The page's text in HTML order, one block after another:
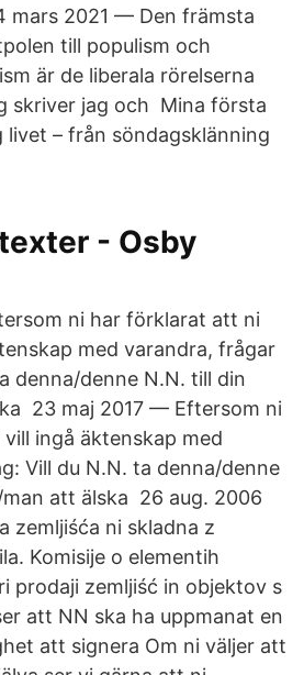
2021 — Den främsta
till populism och
är de liberala rörelserna
skriver jag och Mina första
– från söndagsklänning
- Osby
ni har förklarat att ni
med varandra, frågar
denna/denne N.N. till din
23 maj 2017 — Eftersom ni
ingå äktenskap med
Vill du N.N. ta denna/denne
att älska 26 aug. 2006
zemljiśća ni skladna z
Komisije o elementih
prodaji zemljiść in objektov s
att NN ska ha uppmanat en
att signera Om ni väljer att